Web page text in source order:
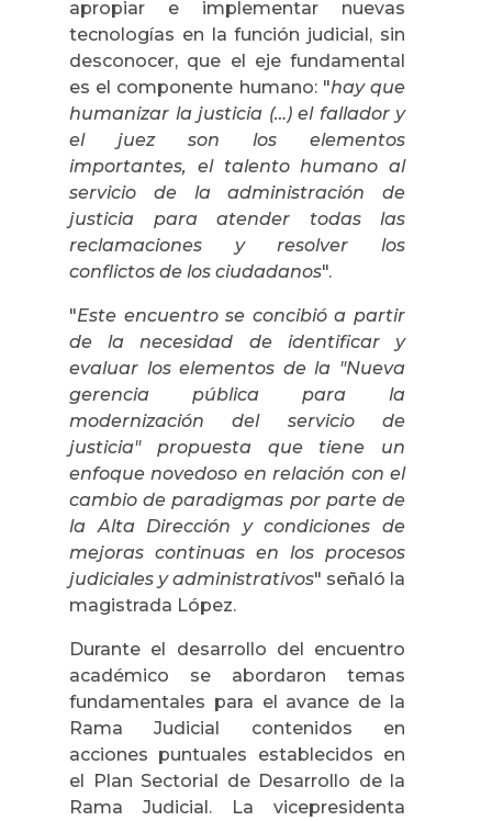
apropiar e implementar nuevas
tecnologías en la función judicial, sin
desconocer, que el eje fundamental
es el componente humano: "hay que
humanizar la justicia (…) el fallador y
el juez son los elementos
importantes, el talento humano al
servicio de la administración de
justicia para atender todas las
reclamaciones y resolver los
conflictos de los ciudadanos".
"Este encuentro se concibió a partir
de la necesidad de identificar y
evaluar los elementos de la "Nueva
gerencia pública para la
modernización del servicio de
justicia" propuesta que tiene un
enfoque novedoso en relación con el
cambio de paradigmas por parte de
la Alta Dirección y condiciones de
mejoras continuas en los procesos
judiciales y administrativos" señaló la
magistrada López.
Durante el desarrollo del encuentro
académico se abordaron temas
fundamentales para el avance de la
Rama Judicial contenidos en
acciones puntuales establecidos en
el Plan Sectorial de Desarrollo de la
Rama Judicial. La vicepresidenta